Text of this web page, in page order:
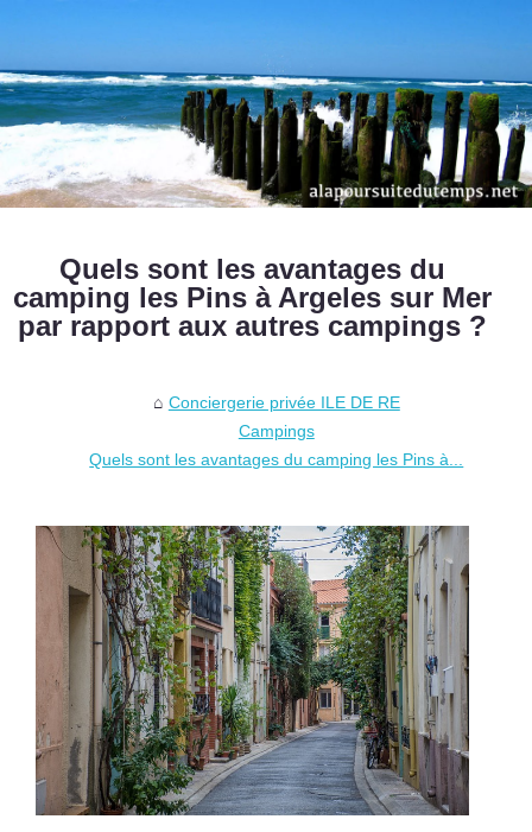
Quels sont les avantages du
camping les Pins à Argeles sur Mer
par rapport aux autres campings ?
Conciergerie privée ILE DE RE
Campings
Quels sont les avantages du camping les Pins à...